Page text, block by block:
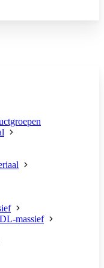
massief